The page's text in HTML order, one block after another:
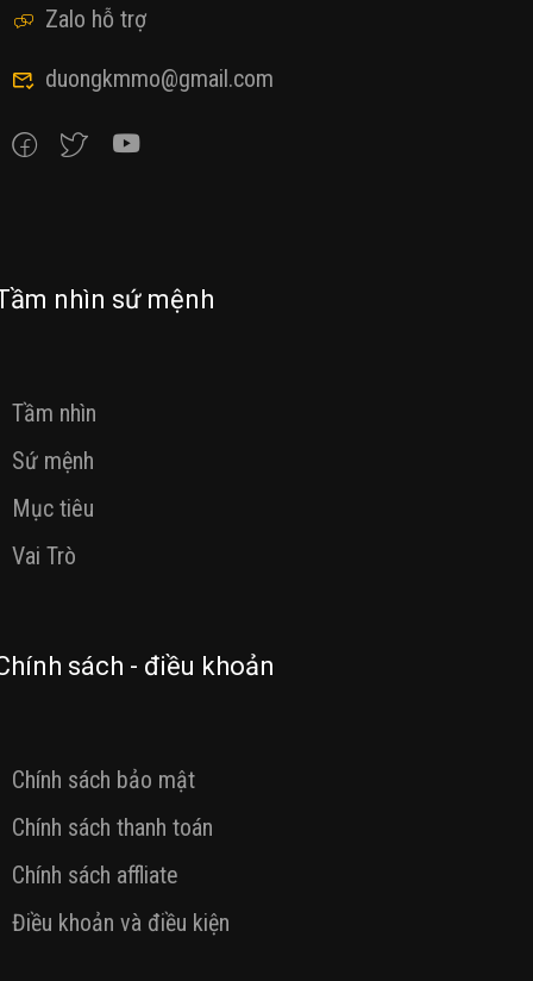
Zalo hỗ trợ
duongkmmo@gmail.com
nhìn sứ mệnh
Tầm nhìn
Sứ mệnh
Mục tiêu
Vai Trò
sách - điều khoản
Chính sách bảo mật
Chính sách thanh toán
Chính sách affliate
Điều khoản và điều kiện